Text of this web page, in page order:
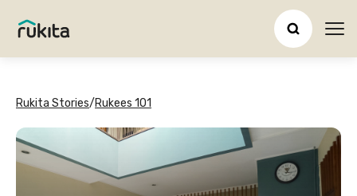
Rukita Stories/Rukees 101